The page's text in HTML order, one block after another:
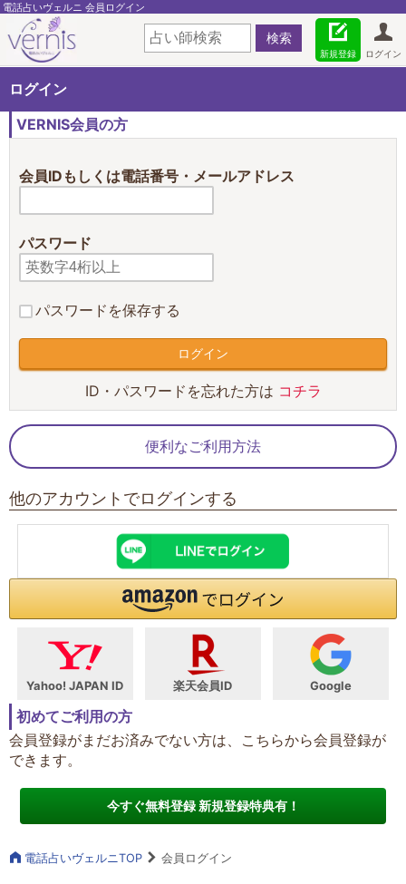
電話占いヴェルニ 会員ログイン
ログイン
新規登録
ログイン
VERNIS会員の方
会員IDもしくは電話番号・メールアドレス
パスワード
パスワードを保存する
ID・パスワードを忘れた方は コチラ
便利なご利用方法
他のアカウントでログインする
Yahoo! JAPAN ID 楽天会員ID Google
初めてご利用の方
会員登録がまだお済みでない方は、こちらから会員登録が
できます。
今すぐ無料登録 新規登録特典有！
電話占いヴェルニTOP 会員ログイン